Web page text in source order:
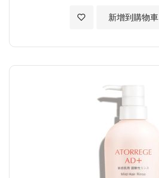
新增到購物車
加入至願望清單